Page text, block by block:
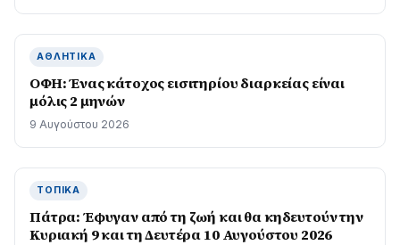
ΑΘΛΗΤΙΚΆ
ΟΦΗ: Ένας κάτοχος εισιτηρίου διαρκείας είναι
μόλις 2 μηνών
9 Αυγούστου 2026
ΤΟΠΙΚΆ
Πάτρα: Έφυγαν από τη ζωή και θα κηδευτούν την
Κυριακή 9 και τη Δευτέρα 10 Αυγούστου 2026